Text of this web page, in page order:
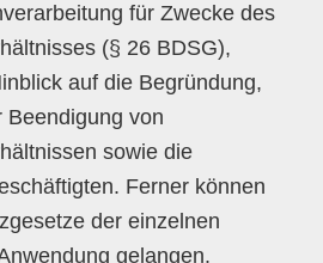
für Zwecke des
(§ 26 BDSG),
auf die Begründung,
Beendigung von
sowie die
Ferner können
der einzelnen
gelangen.